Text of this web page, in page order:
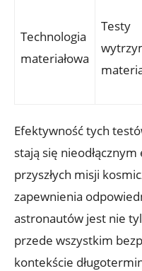
Technologia
materiałowa
Testy
Efektywność tych
stają się
przyszłych misji
zapewnienia
astronautów jest ‍nie
przede wszystkim
kontekście